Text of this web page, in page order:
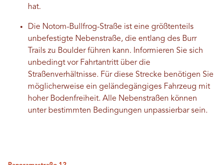
hat.
Die Notom-Bullfrog-Straße ist eine größtenteils
unbefestigte Nebenstraße, die entlang des Burr
Trails zu Boulder führen kann. Informieren Sie sich
unbedingt vor Fahrtantritt über die
Straßenverhältnisse. Für diese Strecke benötigen Sie
möglicherweise ein geländegängiges Fahrzeug mit
hoher Bodenfreiheit. Alle Nebenstraßen können
unter bestimmten Bedingungen unpassierbar sein.